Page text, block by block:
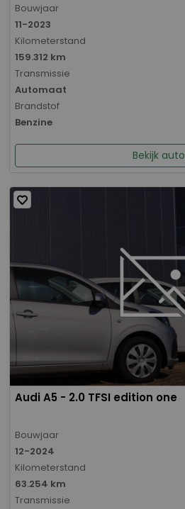
Bouwjaar
11-2023
Kilometerstand
159.312 km
Transmissie
Automaat
Brandstof
Benzine
Bekijk auto
Audi A5 - 2.0 TFSI edition one
Bouwjaar
12-2024
Kilometerstand
63.254 km
Transmissie